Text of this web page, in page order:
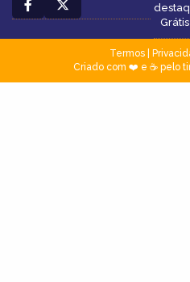
Grátis
Termos|
Criado com ❤️ e ☕ pelo